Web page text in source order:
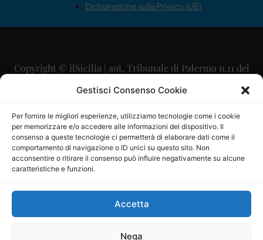
Gestisci Consenso Cookie
Per fornire le migliori esperienze, utilizziamo tecnologie come i cookie
per memorizzare e/o accedere alle informazioni del dispositivo. Il
consenso a queste tecnologie ci permetterà di elaborare dati come il
comportamento di navigazione o ID unici su questo sito. Non
acconsentire o ritirare il consenso può influire negativamente su alcune
caratteristiche e funzioni.
Accetta
Nega
Dichiarazione sulla Privacy (UE)
Copyright © ilSicilia | aut. Tribunale di Palermo n.11 del
29/09/2015
Direttore Editoriale: Maurizio Scaglione
Direttore Responsabile: Maria Calabrese
P.IVA: 06334930820
Mercurio Comunicazione Società Cooperativa a r.l. è
iscritta al Registro degli Operatori di Comunicazione al